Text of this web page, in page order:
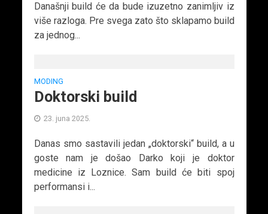
Današnji build će da bude izuzetno zanimljiv iz
više razloga. Pre svega zato što sklapamo build
za jednog...
MODING
Doktorski build
23. juna 2025.
Danas smo sastavili jedan „doktorski“ build, a u
goste nam je došao Darko koji je doktor
medicine iz Loznice. Sam build će biti spoj
performansi i...